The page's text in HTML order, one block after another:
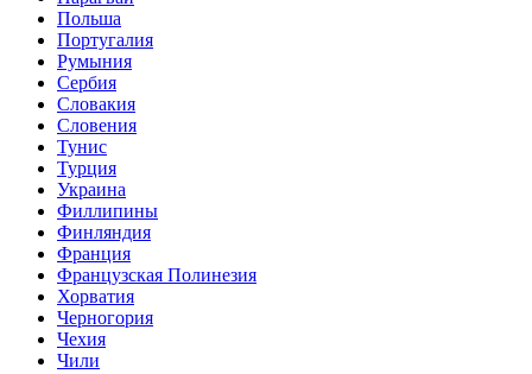
Польша
Португалия
Румыния
Сербия
Словакия
Словения
Тунис
Турция
Украина
Филлипины
Финляндия
Франция
Французская Полинезия
Хорватия
Черногория
Чехия
Чили